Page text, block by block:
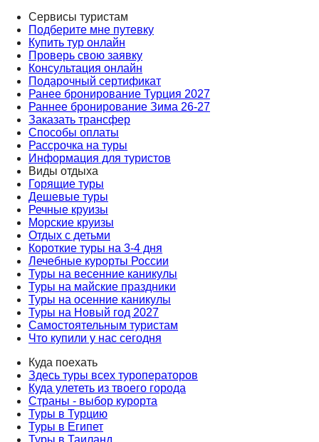
Сервисы туристам
Подберите мне путевку
Купить тур онлайн
Проверь свою заявку
Консультация онлайн
Подарочный сертификат
Ранее бронирование Турция 2027
Раннее бронирование Зима 26-27
Заказать трансфер
Способы оплаты
Рассрочка на туры
Информация для туристов
Виды отдыха
Горящие туры
Дешевые туры
Речные круизы
Морские круизы
Отдых с детьми
Короткие туры на 3-4 дня
Лечебные курорты России
Туры на весенние каникулы
Туры на майские праздники
Туры на осенние каникулы
Туры на Новый год 2027
Самостоятельным туристам
Что купили у нас сегодня
Куда поехать
Здесь туры всех туроператоров
Куда улететь из твоего города
Страны - выбор курорта
Туры в Турцию
Туры в Египет